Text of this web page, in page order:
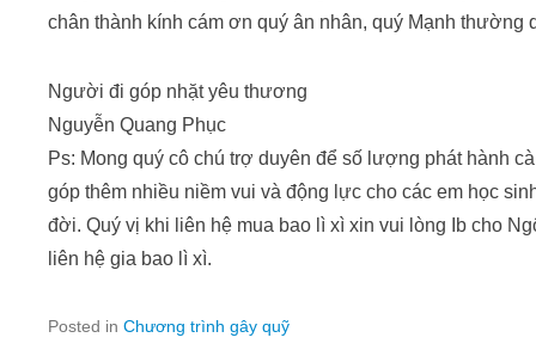
chân thành kính cám ơn quý ân nhân, quý Mạnh thường
Người đi góp nhặt yêu thương
Nguyễn Quang Phục
Ps: Mong quý cô chú trợ duyên để số lượng phát hành
góp thêm nhiều niềm vui và động lực cho các em học
đời. Quý vị khi liên hệ mua bao lì xì xin vui lòng Ib cho
liên hệ gia bao lì xì.
Posted in Chương trình gây quỹ